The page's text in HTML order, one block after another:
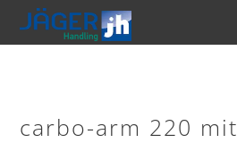
carbo-arm 220 mit